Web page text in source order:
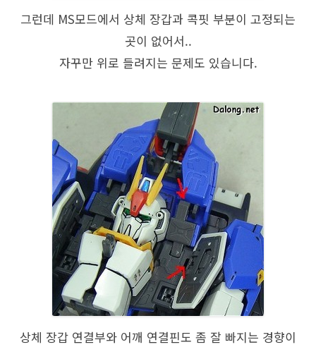
그런데 MS모드에서 상체 장갑과 콕핏 부분이 고정되는
곳이 없어서..
자꾸만 위로 들려지는 문제도 있습니다.
상체 장갑 연결부와 어깨 연결핀도 좀 잘 빠지는 경향이